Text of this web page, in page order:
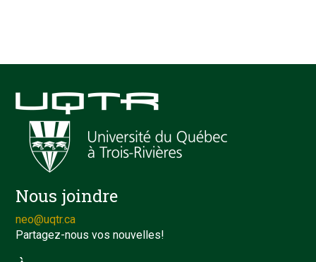
Nous joindre
neo@uqtr.ca
Partagez-nous vos nouvelles!